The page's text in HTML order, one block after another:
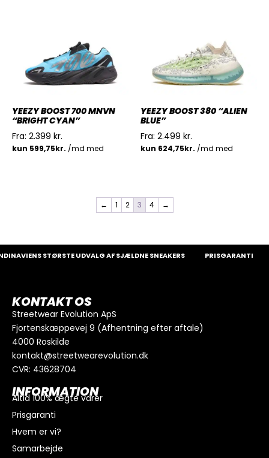
YEEZY BOOST 700 MNVN
“BRIGHT CYAN”
Fra: 2.399 kr.
YEEZY BOOST 380 “ALIEN
BLUE”
Fra: 2.499 kr.
← 1 2 3 4 →
STØRSTE UDVALG AF SJÆLDNE SNEAKERS PRISGARANTI
KONTAKT OS
Streetwear Evolution ApS
Fjortenskæppevej 9 (Afhentning efter aftale)
4000 Roskilde
kontakt@streetwearevolution.dk
CVR: 43628704
INFORMATION
Altid 100% ægte varer
Prisgaranti
Hvem er vi?
Samarbejde